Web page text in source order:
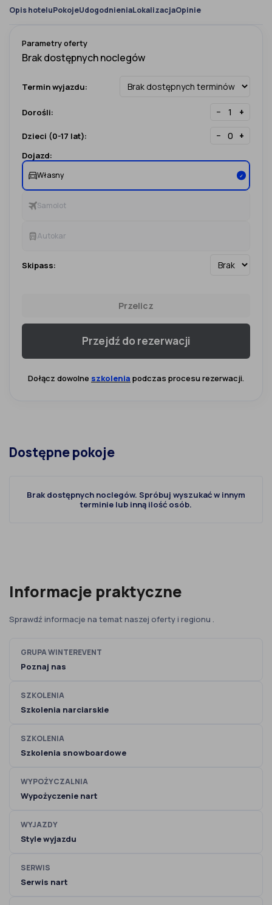
Opis hoteluPokojeUdogodnieniaLokalizacjaOpinie
Parametry oferty
Termin wyjazdu:
Dorośli: − +
Dzieci (0-17 lat): − +
Dojazd:
Własny ✓
Samolot
Autokar
Skipass:
Przelicz
Przejdź do rezerwacji
Dołącz dowolne szkolenia podczas procesu rezerwacji.
Dostępne pokoje
Brak dostępnych noclegów. Spróbuj wyszukać w innym
terminie lub inną ilość osób.
Informacje praktyczne
Sprawdź informacje na temat naszej oferty i regionu .
GRUPA WINTEREVENT
Poznaj nas
SZKOLENIA
Szkolenia narciarskie
SZKOLENIA
Szkolenia snowboardowe
WYPOŻYCZALNIA
Wypożyczenie nart
WYJAZDY
Style wyjazdu
SERWIS
Serwis nart